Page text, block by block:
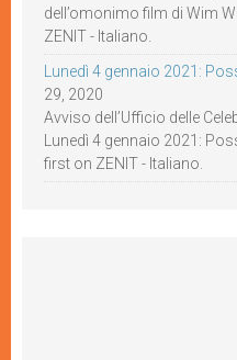
dell’omonimo film di Wim
ZENIT - Italiano.
Lunedì 4 gennaio 2021:
29, 2020
Avviso dell’Ufficio delle
Lunedì 4 gennaio 2021:
first on ZENIT - Italiano.